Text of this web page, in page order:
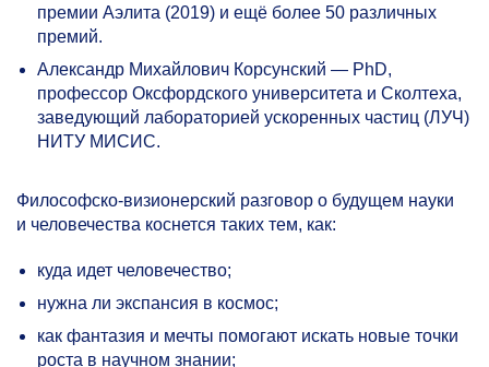
премии Аэлита (2019) и ещё более 50 различных
премий.
Александр Михайлович Корсунский — PhD,
профессор Оксфордского университета и Сколтеха,
заведующий лабораторией ускоренных частиц (ЛУЧ)
НИТУ МИСИС.
Философско-визионерский разговор о будущем науки
и человечества коснется таких тем, как:
куда идет человечество;
нужна ли экспансия в космос;
как фантазия и мечты помогают искать новые точки
роста в научном знании;